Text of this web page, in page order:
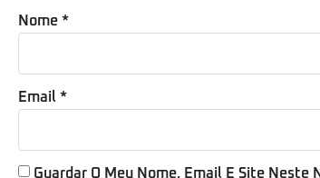
Nome *
Email *
Guardar O Meu Nome, Email E Site Neste